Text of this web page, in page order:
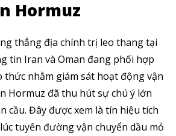
Hormuz
thẳng địa chính trị leo thang tại
tin Iran và Oman đang phối hợp
thức nhằm giám sát hoạt động vận
Hormuz đã thu hút sự chú ý lớn
cầu. Đây được xem là tín hiệu tích
tuyến đường vận chuyển dầu mỏ